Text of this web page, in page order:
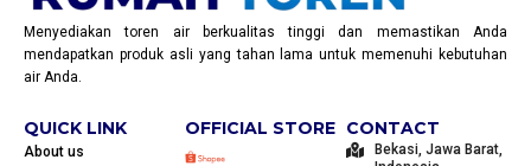
Menyediakan toren air berkualitas tinggi dan memastikan Anda
mendapatkan produk asli yang tahan lama untuk memenuhi kebutuhan
air Anda.
QUICK LINK
About us
OFFICIAL STORE CONTACT
Bekasi, Jawa Barat,